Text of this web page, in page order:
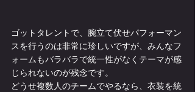
ゴットタレントで、腕立て伏せパフォーマン
スを行うのは非常に珍しいですが、みんなフ
ォームもバラバラで統一性がなくテーマが感
じられないのが残念です。
どうせ複数人のチームでやるなら、衣装を統